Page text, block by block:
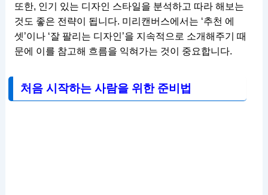
또한, 인기 있는 디자인 스타일을 분석하고 따라 해보는
것도 좋은 전략이 됩니다. 미리캔버스에서는 ‘추천 에
셋’이나 ‘잘 팔리는 디자인’을 지속적으로 소개해주기 때
문에 이를 참고해 흐름을 익혀가는 것이 중요합니다.
처음 시작하는 사람을 위한 준비법